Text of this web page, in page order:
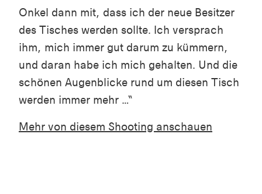
Onkel dann mit, dass ich der neue Besitzer
des Tisches werden sollte. Ich versprach
ihm, mich immer gut darum zu kümmern,
und daran habe ich mich gehalten. Und die
schönen Augenblicke rund um diesen Tisch
werden immer mehr …“
Mehr von diesem Shooting anschauen